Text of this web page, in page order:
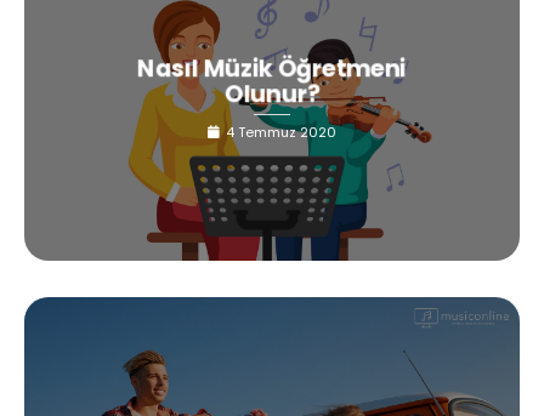
Nasıl Müzik Öğretmeni
Olunur?
4 Temmuz 2020